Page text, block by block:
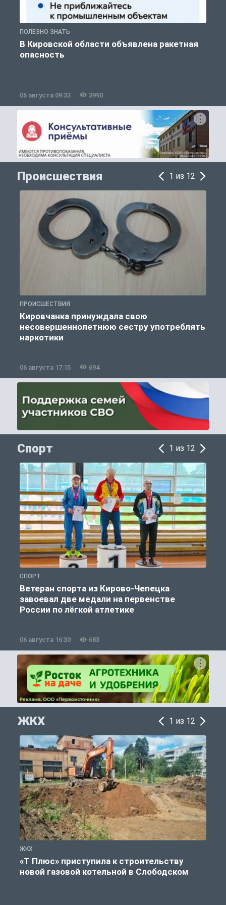
ПОЛЕЗНО ЗНАТЬ
В Кировской области объявлена ракетная
опасность
06 августа 09:33 3990
Происшествия 1 из 12
ПРОИСШЕСТВИЯ
Кировчанка принуждала свою
несовершеннолетнюю сестру употреблять
наркотики
06 августа 17:15 694
Спорт 1 из 12
СПОРТ
Ветеран спорта из Кирово-Чепецка
завоевал две медали на первенстве
России по лёгкой атлетике
06 августа 16:30 683
ЖКХ 1 из 12
ЖКХ
«Т Плюс» приступила к строительству
новой газовой котельной в Слободском